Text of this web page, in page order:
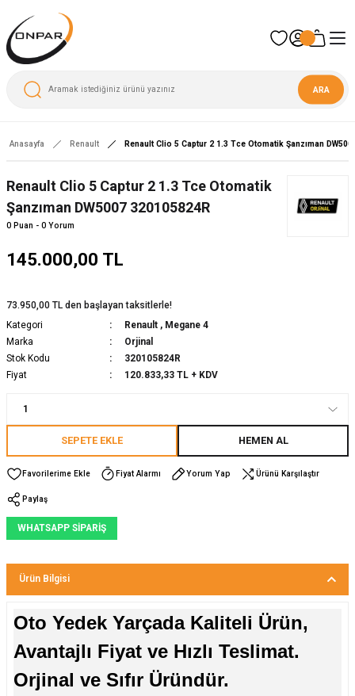
ARA
Anasayfa Renault Renault Clio 5 Captur 2 1.3 Tce Otomatik Şanzıman
Renault Clio 5 Captur 2 1.3 Tce Otomatik
Şanzıman DW5007 320105824R
0 Puan - 0 Yorum
145.000,00 TL
73.950,00 TL den başlayan taksitlerle!
Kategori
Renault , Megane 4
Marka
Orjinal
Stok Kodu
320105824R
Fiyat
120.833,33 TL + KDV
SEPETE EKLE HEMEN AL
Fiyat Alarmı Yorum Yap Ürünü Karşılaştır
Paylaş
WHATSAPP SİPARİŞ
Ürün Bilgisi
Oto Yedek Yarçada Kaliteli Ürün,
Avantajlı Fiyat ve Hızlı Teslimat.
Orjinal ve Sıfır Üründür.